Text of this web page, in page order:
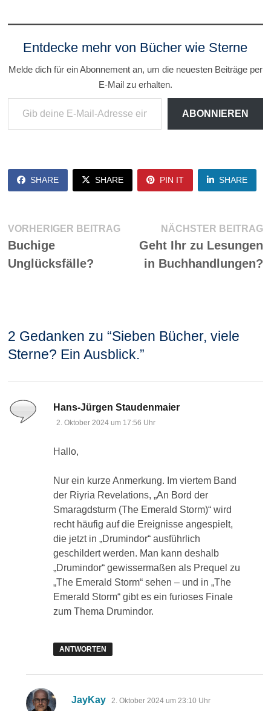
Entdecke mehr von Bücher wie Sterne
Melde dich für ein Abonnement an, um die neuesten Beiträge per
E-Mail zu erhalten.
Gib deine E-Mail-Adresse ein ...
ABONNIEREN
SHARE SHARE PIN IT SHARE
Beitragsnavigation
VORHERIGER BEITRAGVorheriger
Beitrag:
Buchige
Unglücksfälle?
NÄCHSTER BEITRAG
Geht Ihr zu Lesungen
in Buchhandlungen?
2 Gedanken zu “Sieben Bücher, viele
Sterne? Ein Ausblick.”
Hans-Jürgen Staudenmaiersagt:
2. Oktober 2024 um 17:56 Uhr
Hallo,
Nur ein kurze Anmerkung. Im viertem Band
der Riyria Revelations, „An Bord der
Smaragdsturm (The Emerald Storm)“ wird
recht häufig auf die Ereignisse angespielt,
die jetzt in „Drumindor“ ausführlich
geschildert werden. Man kann deshalb
„Drumindor“ gewissermaßen als Prequel zu
„The Emerald Storm“ sehen – und in „The
Emerald Storm“ gibt es ein furioses Finale
zum Thema Drumindor.
ANTWORTEN
JayKay sagt:
2. Oktober 2024 um 23:10 Uhr